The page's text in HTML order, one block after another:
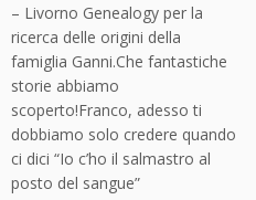
– Livorno Genealogy per la
ricerca delle origini della
famiglia Ganni.Che fantastiche
storie abbiamo
scoperto!Franco, adesso ti
dobbiamo solo credere quando
ci dici “Io c’ho il salmastro al
posto del sangue”